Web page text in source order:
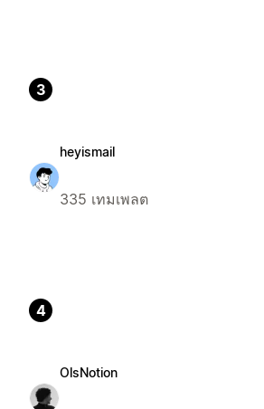
3
heyismail
335 เทมเพลต
4
OlsNotion